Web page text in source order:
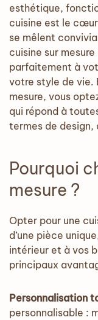
esthétique,
cuisine est le
se mêlent
cuisine sur
parfaitement à
votre style de vie.
mesure, vous
qui répond à
termes de design,
Pourquoi
mesure ?
Opter pour une
d’une pièce
intérieur et à vos
principaux
Personnalisation
personnalisable :